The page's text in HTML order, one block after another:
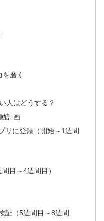
磨く
人はどうする？
計画
リに登録（開始～1週間
目～4週間目）
証（5週間目～8週間